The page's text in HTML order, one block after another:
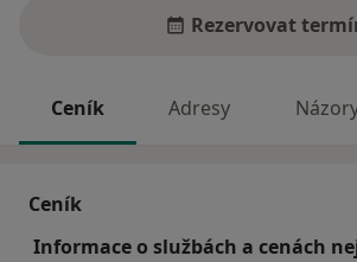
Rezervovat
Ceník Adresy
Ceník
Informace o službách a cenách